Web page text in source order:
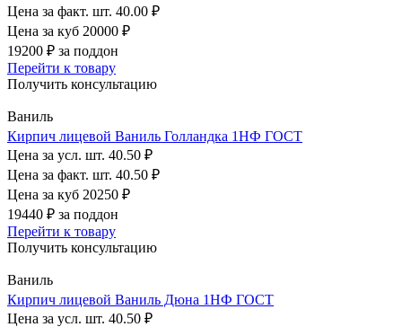
Цена за факт. шт. 40.00 ₽
Цена за куб 20000 ₽
19200 ₽ за поддон
Перейти к товару
Получить консультацию
Ваниль
Кирпич лицевой Ваниль Голландка 1НФ ГОСТ
Цена за усл. шт. 40.50 ₽
Цена за факт. шт. 40.50 ₽
Цена за куб 20250 ₽
19440 ₽ за поддон
Перейти к товару
Получить консультацию
Ваниль
Кирпич лицевой Ваниль Дюна 1НФ ГОСТ
Цена за усл. шт. 40.50 ₽